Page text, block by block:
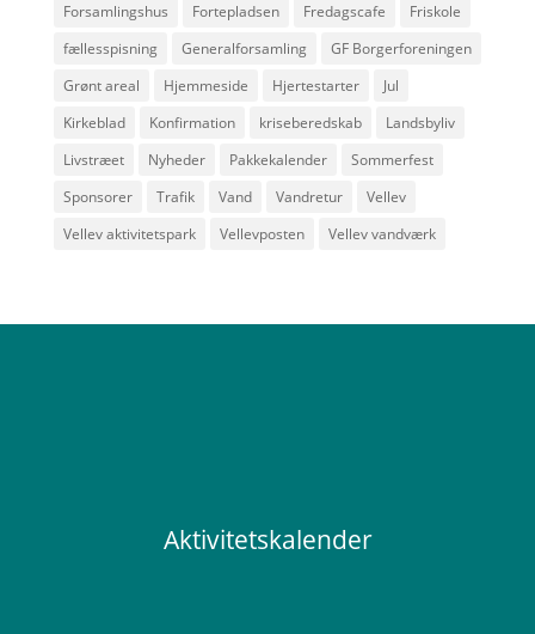
Forsamlingshus
Fortepladsen Fredagscafe
Friskole
fællesspisning
Generalforsamling
GF Borgerforeningen
Grønt areal
Hjemmeside Hjertestarter
Jul
Kirkeblad
Konfirmation kriseberedskab
Landsbyliv
Livstræet
Nyheder Pakkekalender
Sommerfest
Sponsorer
Trafik Vand Vandretur
Vellev
Vellev aktivitetspark
Vellevposten Vellev vandværk
Aktivitetskalender